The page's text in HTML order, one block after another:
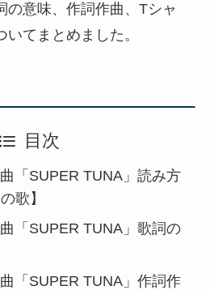
の意味、作詞作曲、Tシャ
てまとめました。
目次
「SUPER TUNA」読み方
歌】
「SUPER TUNA」歌詞の
「SUPER TUNA」作詞作